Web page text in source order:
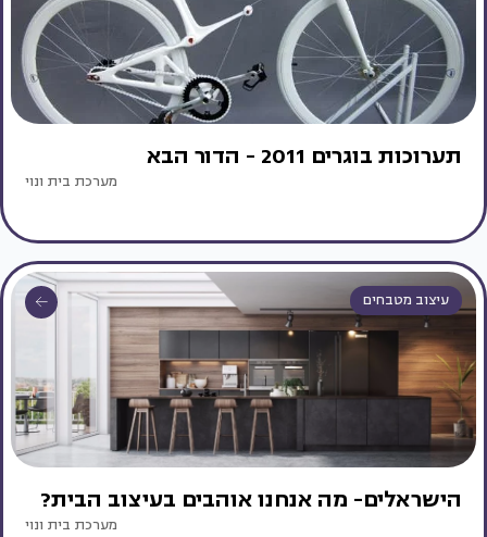
תערוכות בוגרים 2011 - הדור הבא
מערכת בית ונוי
עיצוב מטבחים
הישראלים- מה אנחנו אוהבים בעיצוב הבית?
מערכת בית ונוי